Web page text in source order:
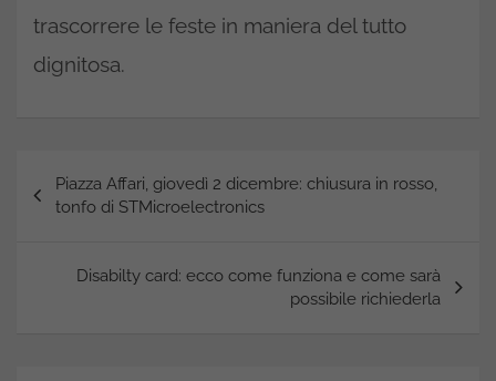
trascorrere le feste in maniera del tutto
dignitosa.
articoli
Piazza Affari, giovedì 2 dicembre: chiusura in rosso,
tonfo di STMicroelectronics
Disabilty card: ecco come funziona e come sarà
possibile richiederla